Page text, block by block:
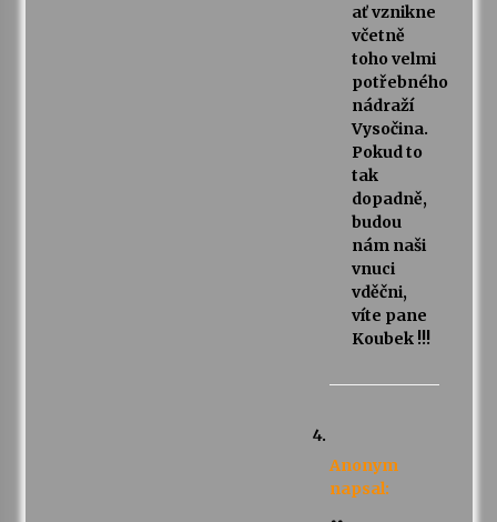
ať vznikne
včetně
toho velmi
potřebného
nádraží
Vysočina.
Pokud to
tak
dopadně,
budou
nám naši
vnuci
vděčni,
víte pane
Koubek !!!
Anonym
napsal: